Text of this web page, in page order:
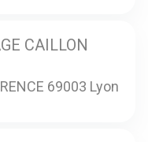
CAILLON
69003 Lyon